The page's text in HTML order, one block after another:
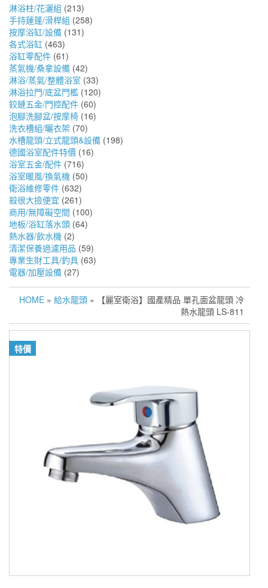
淋浴柱/花灑組 (213)
手持蓮蓬/滑桿組 (258)
按摩浴缸/設備 (131)
各式浴缸 (463)
浴缸零配件 (61)
蒸氣機/桑拿設備 (42)
淋浴/蒸氣/整體浴室 (33)
淋浴拉門/底盆門檻 (120)
鉸鏈五金/門控配件 (60)
泡腳洗腳盆/按摩椅 (16)
洗衣槽組/曬衣架 (70)
水槽龍頭/立式龍頭&設備 (198)
德國浴室配件特價 (16)
浴室五金/配件 (716)
浴室暖風/換氣機 (50)
衛浴維修零件 (632)
殺很大撿便宜 (261)
商用/無障礙空間 (100)
地板/浴缸落水頭 (64)
熱水器/飲水機 (2)
清潔保養過濾用品 (59)
專業生財工具/釣具 (63)
電器/加壓設備 (27)
HOME » 給水龍頭 » 【麗室衛浴】國產精品 單孔面盆龍頭 冷
熱水龍頭 LS-811
特價